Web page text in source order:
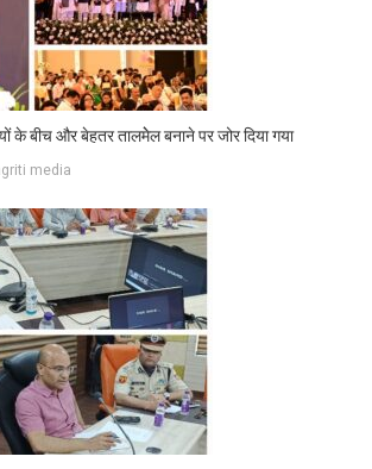
के बीच और बेहतर तालमेेल बनाने पर जोर दिया गया
media